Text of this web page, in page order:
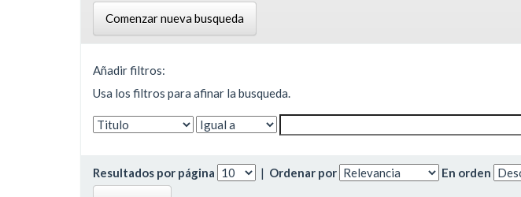
Comenzar nueva busqueda
Añadir filtros:
Usa los filtros para afinar la busqueda.
Resultados por página | Ordenar por En orden